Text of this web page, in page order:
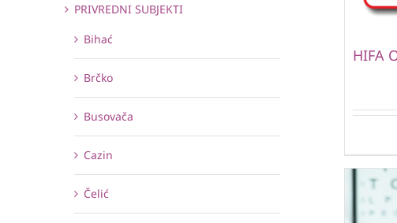
HIFA
PRIVREDNI SUBJEKTI
Bihać
Brčko
Busovača
Cazin
Čelić